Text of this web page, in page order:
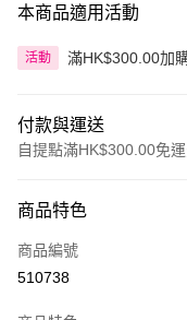
本商品適用活動
活動 滿HK$300.00加
付款與運送
自提點滿HK$300.00免
信用卡
Apple Pay
商品特色
商品編號
510738